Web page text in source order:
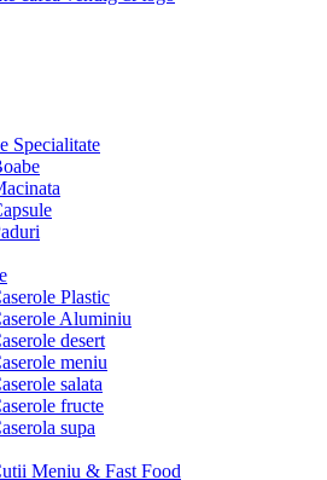
Specialitate
Plastic
Aluminiu
desert
meniu
salata
fructe
supa
Meniu & Fast Food